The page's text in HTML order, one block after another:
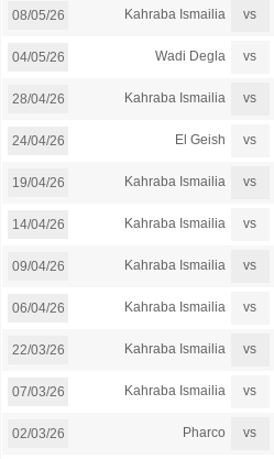
08/05/26 Kahraba Ismailia vs
04/05/26 Wadi Degla vs
28/04/26 Kahraba Ismailia vs
24/04/26 El Geish vs
19/04/26 Kahraba Ismailia vs
14/04/26 Kahraba Ismailia vs
09/04/26 Kahraba Ismailia vs
06/04/26 Kahraba Ismailia vs
22/03/26 Kahraba Ismailia vs
07/03/26 Kahraba Ismailia vs
02/03/26 Pharco vs